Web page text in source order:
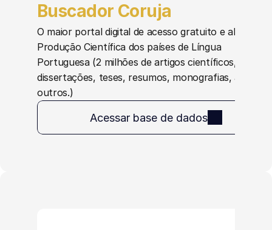
Buscador Coruja
O maior portal digital de acesso gratuito e aberto à
Produção Científica dos países de Língua
Portuguesa (2 milhões de artigos científicos,
dissertações, teses, resumos, monografias, anais e
outros.)
Acessar base de dados